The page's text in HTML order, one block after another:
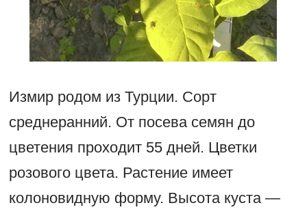
Измир родом из Турции. Сорт
среднеранний. От посева семян до
цветения проходит 55 дней. Цветки
розового цвета. Растение имеет
колоновидную форму. Высота куста —